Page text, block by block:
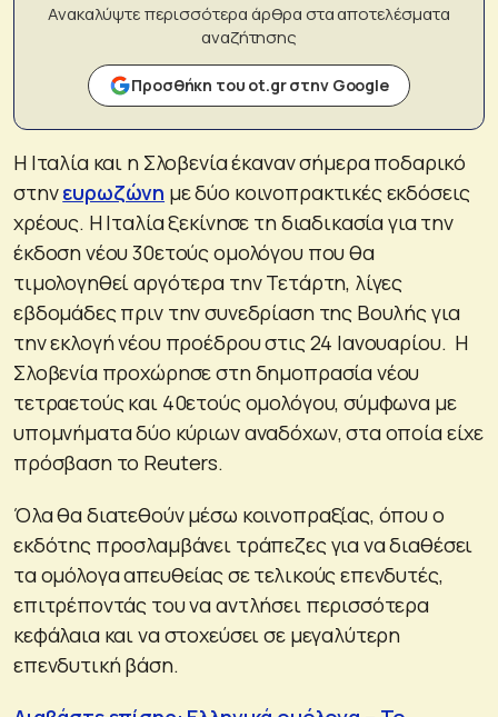
Ανακαλύψτε περισσότερα άρθρα στα αποτελέσματα
αναζήτησης
Προσθήκη του ot.gr στην Google
Η Ιταλία και η Σλοβενία έκαναν σήμερα ποδαρικό
στηνευρωζώνη με δύο κοινοπρακτικές εκδόσεις
χρέους. Η Ιταλία ξεκίνησε τη διαδικασία για την
έκδοση νέου 30ετούς ομολόγου που θα
τιμολογηθεί αργότερα την Τετάρτη, λίγες
εβδομάδες πριν την συνεδρίαση της Βουλής για
την εκλογή νέου προέδρου στις 24 Ιανουαρίου. Η
Σλοβενία προχώρησε στη δημοπρασία νέου
τετραετούς και 40ετούς ομολόγου, σύμφωνα με
υπομνήματα δύο κύριων αναδόχων, στα οποία είχε
πρόσβαση το Reuters.
Όλα θα διατεθούν μέσω κοινοπραξίας, όπου ο
εκδότης προσλαμβάνει τράπεζες για να διαθέσει
τα ομόλογα απευθείας σε τελικούς επενδυτές,
επιτρέποντάς του να αντλήσει περισσότερα
κεφάλαια και να στοχεύσει σε μεγαλύτερη
επενδυτική βάση.